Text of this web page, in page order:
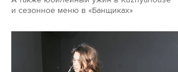
и сезонное меню в «Банщиках»